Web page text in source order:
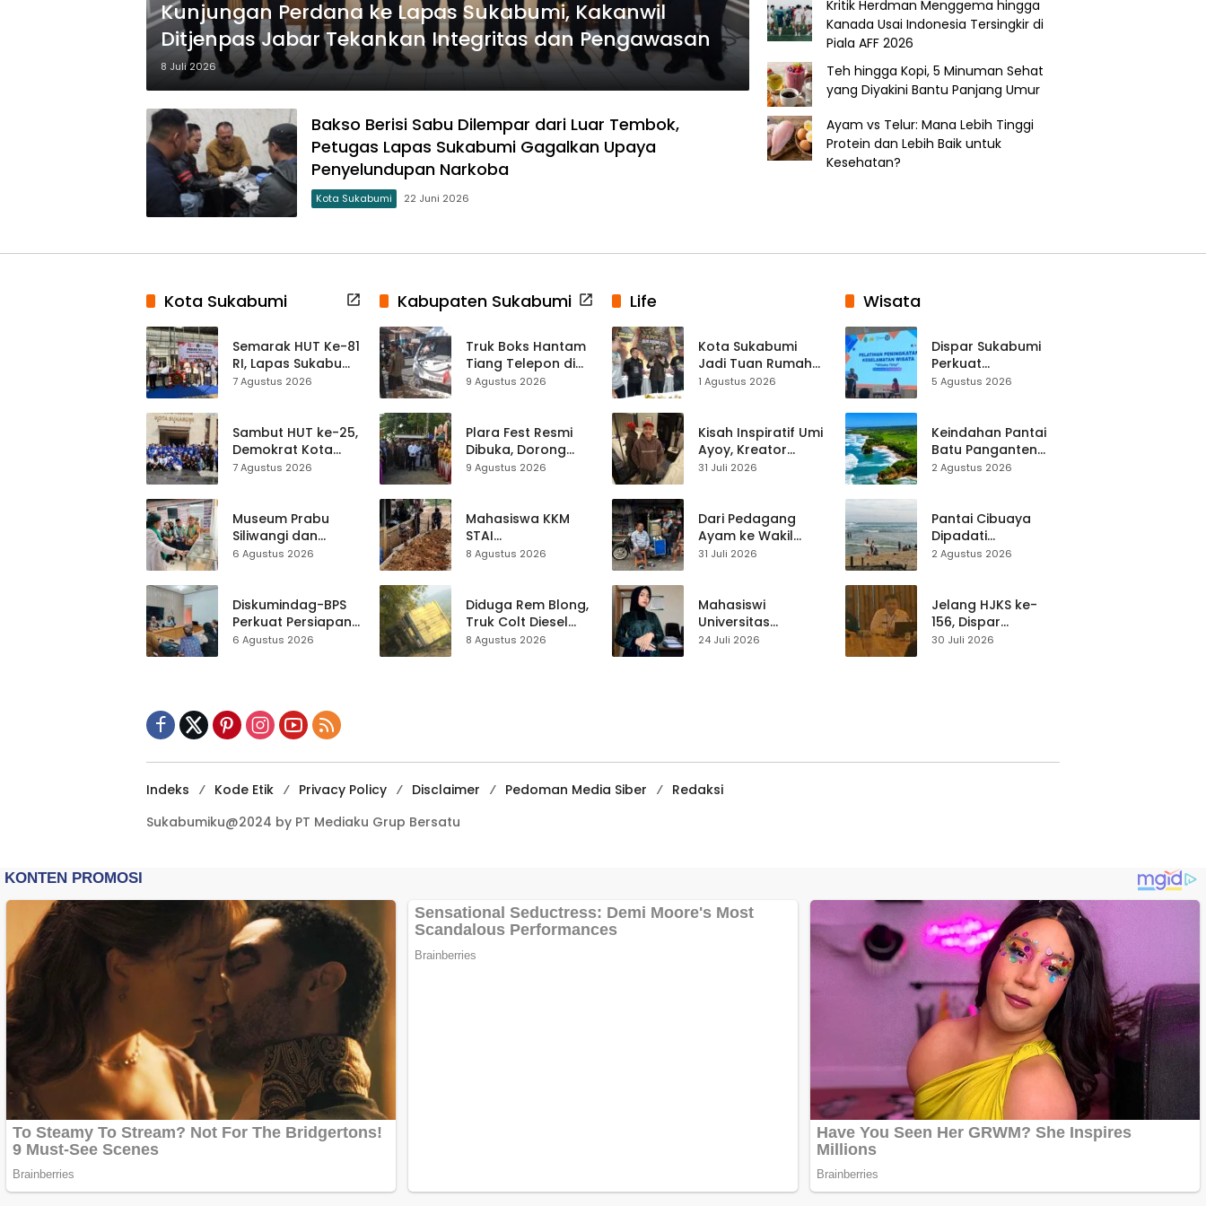
Kunjungan Perdana ke Lapas Sukabumi, Kakanwil
Ditjenpas Jabar Tekankan Integritas dan Pengawasan
8 Juli 2026
Bakso Berisi Sabu Dilempar dari Luar Tembok,
Petugas Lapas Sukabumi Gagalkan Upaya
Penyelundupan Narkoba
Kota Sukabumi 22 Juni 2026
Kritik Herdman Menggema hingga
Kanada Usai Indonesia Tersingkir di
Piala AFF 2026
Teh hingga Kopi, 5 Minuman Sehat
yang Diyakini Bantu Panjang Umur
Ayam vs Telur: Mana Lebih Tinggi
Protein dan Lebih Baik untuk
Kesehatan?
Kota Sukabumi
Semarak HUT Ke-81
RI, Lapas Sukabumi
Resmi Gelar Pekan
7 Agustus 2026
Sambut HUT ke-25,
Demokrat Kota
Sukabumi
ASRI Lewat Aksi
Bersih Masjid
Agung
7 Agustus 2026
Museum Prabu
Siliwangi dan
Museum Keramik
Hampir 500 Koleksi
Dipisahkan
6 Agustus 2026
Diskumindag-BPS
Perkuat Persiapan
Sensus Ekonomi,
6 Agustus 2026
Kabupaten Sukabumi
Truk Boks Hantam
Tiang Telepon di
Jampangkulon,
Sama
9 Agustus 2026
Plara Fest Resmi
Dibuka, Dorong
Pariwisata dan
9 Agustus 2026
Mahasiswa KKM
STAI
Palabuhanratu
Jalan Majelis Ta’lim
di Sagaranten
8 Agustus 2026
Diduga Rem Blong,
Truk Colt Diesel
Terperosok di Jalur
8 Agustus 2026
Life
Kota Sukabumi
Jadi Tuan Rumah
Kontes Batu Akik
1 Agustus 2026
Kisah Inspiratif Umi
Ayoy, Kreator
TikTok Asal
Live Streaming
31 Juli 2026
Dari Pedagang
Ayam ke Wakil
Ketua DPRD, H.
Pasar Cisaat
31 Juli 2026
Mahasiswi
Universitas
Muhammadiyah
24 Juli 2026
Wisata
Dispar Sukabumi
Perkuat
Keselamatan
Mitigasi hingga
Teknik Evakuasi
5 Agustus 2026
Keindahan Pantai
Batu Panganten
Mulai Dilirik
2 Agustus 2026
Pantai Cibuaya
Dipadati
Wisatawan,
Waspada
2 Agustus 2026
Jelang HJKS ke-
156, Dispar
Kabupaten
30 Juli 2026
Indeks Kode Etik Privacy Policy Disclaimer Pedoman Media Siber
Redaksi
Sukabumiku@2024 by PT Mediaku Grup Bersatu